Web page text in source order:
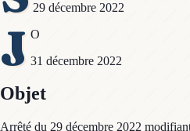
29 décembre 2022
J O
31 décembre 2022
Objet
Arrêté du 29 décembre 2022